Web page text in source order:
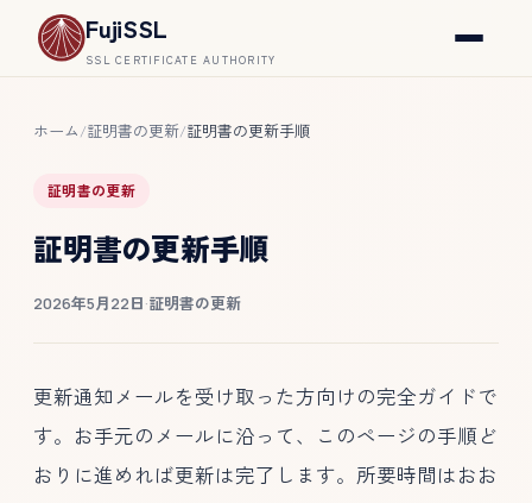
FujiSSL
SSL CERTIFICATE AUTHORITY
ホーム/証明書の更新/証明書の更新手順
証明書の更新
証明書の更新手順
2026年5月22日·証明書の更新
更新通知メールを受け取った方向けの完全ガイドで
す。お手元のメールに沿って、このページの手順ど
おりに進めれば更新は完了します。所要時間はおお